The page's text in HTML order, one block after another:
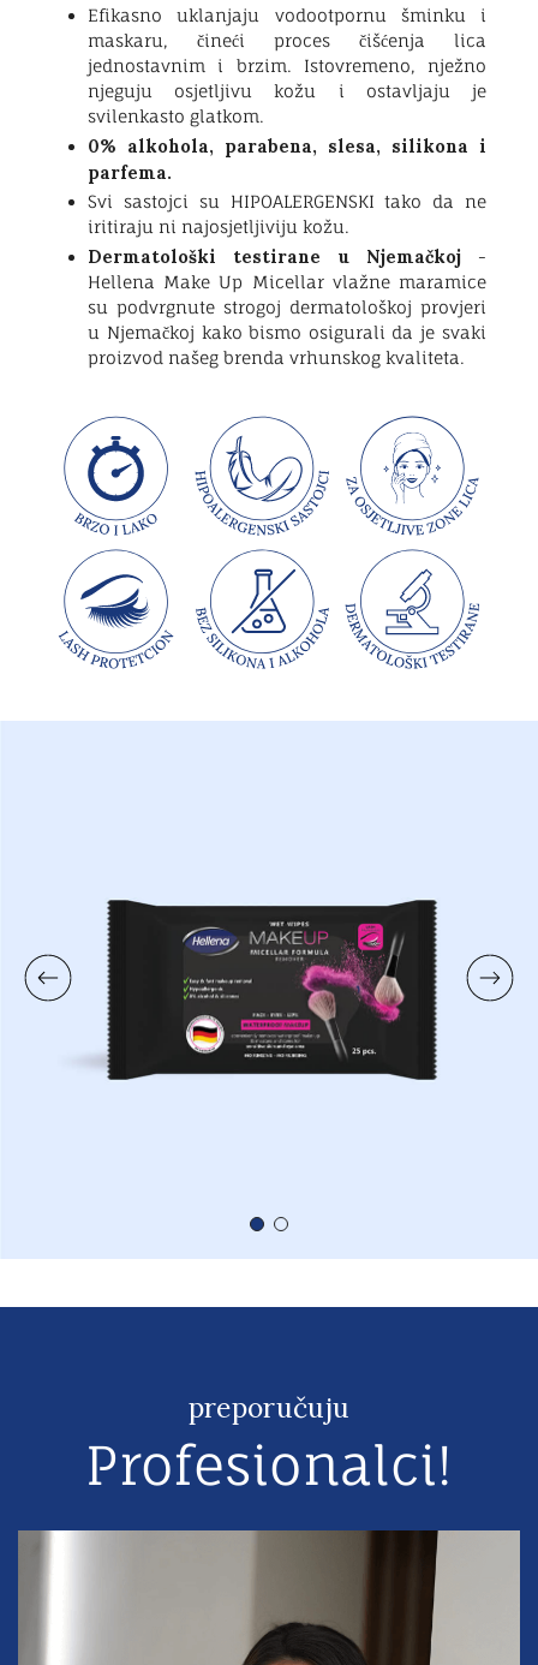
Efikasno uklanjaju vodootpornu šminku i
maskaru, čineći proces čišćenja lica
jednostavnim i brzim. Istovremeno, nježno
njeguju osjetljivu kožu i ostavljaju je
svilenkasto glatkom.
0% alkohola, parabena, slesa, silikona i
parfema.
Svi sastojci su HIPOALERGENSKI tako da ne
iritiraju ni najosjetljiviju kožu.
Dermatološki testirane u Njemačkoj-
Hellena Make Up Micellar vlažne maramice
su podvrgnute strogoj dermatološkoj provjeri
u Njemačkoj kako bismo osigurali da je svaki
proizvod našeg brenda vrhunskog kvaliteta.
preporučuju
Profesionalci!